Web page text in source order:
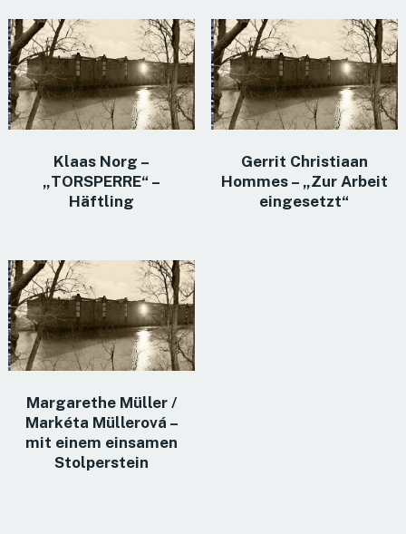
Klaas Norg –
„TORSPERRE“ –
Häftling
Gerrit Christiaan
Hommes – „Zur Arbeit
eingesetzt“
Margarethe Müller /
Markéta Müllerová –
mit einem einsamen
Stolperstein